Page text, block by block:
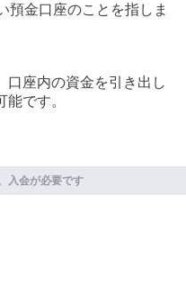
預金口座のことを指しま
口座内の資金を引き出し
です。
入会が必要です